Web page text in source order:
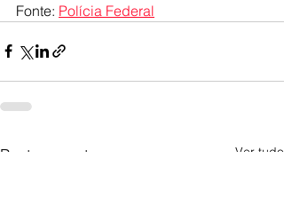
Fonte: Polícia Federal
Posts recentes Ver tudo